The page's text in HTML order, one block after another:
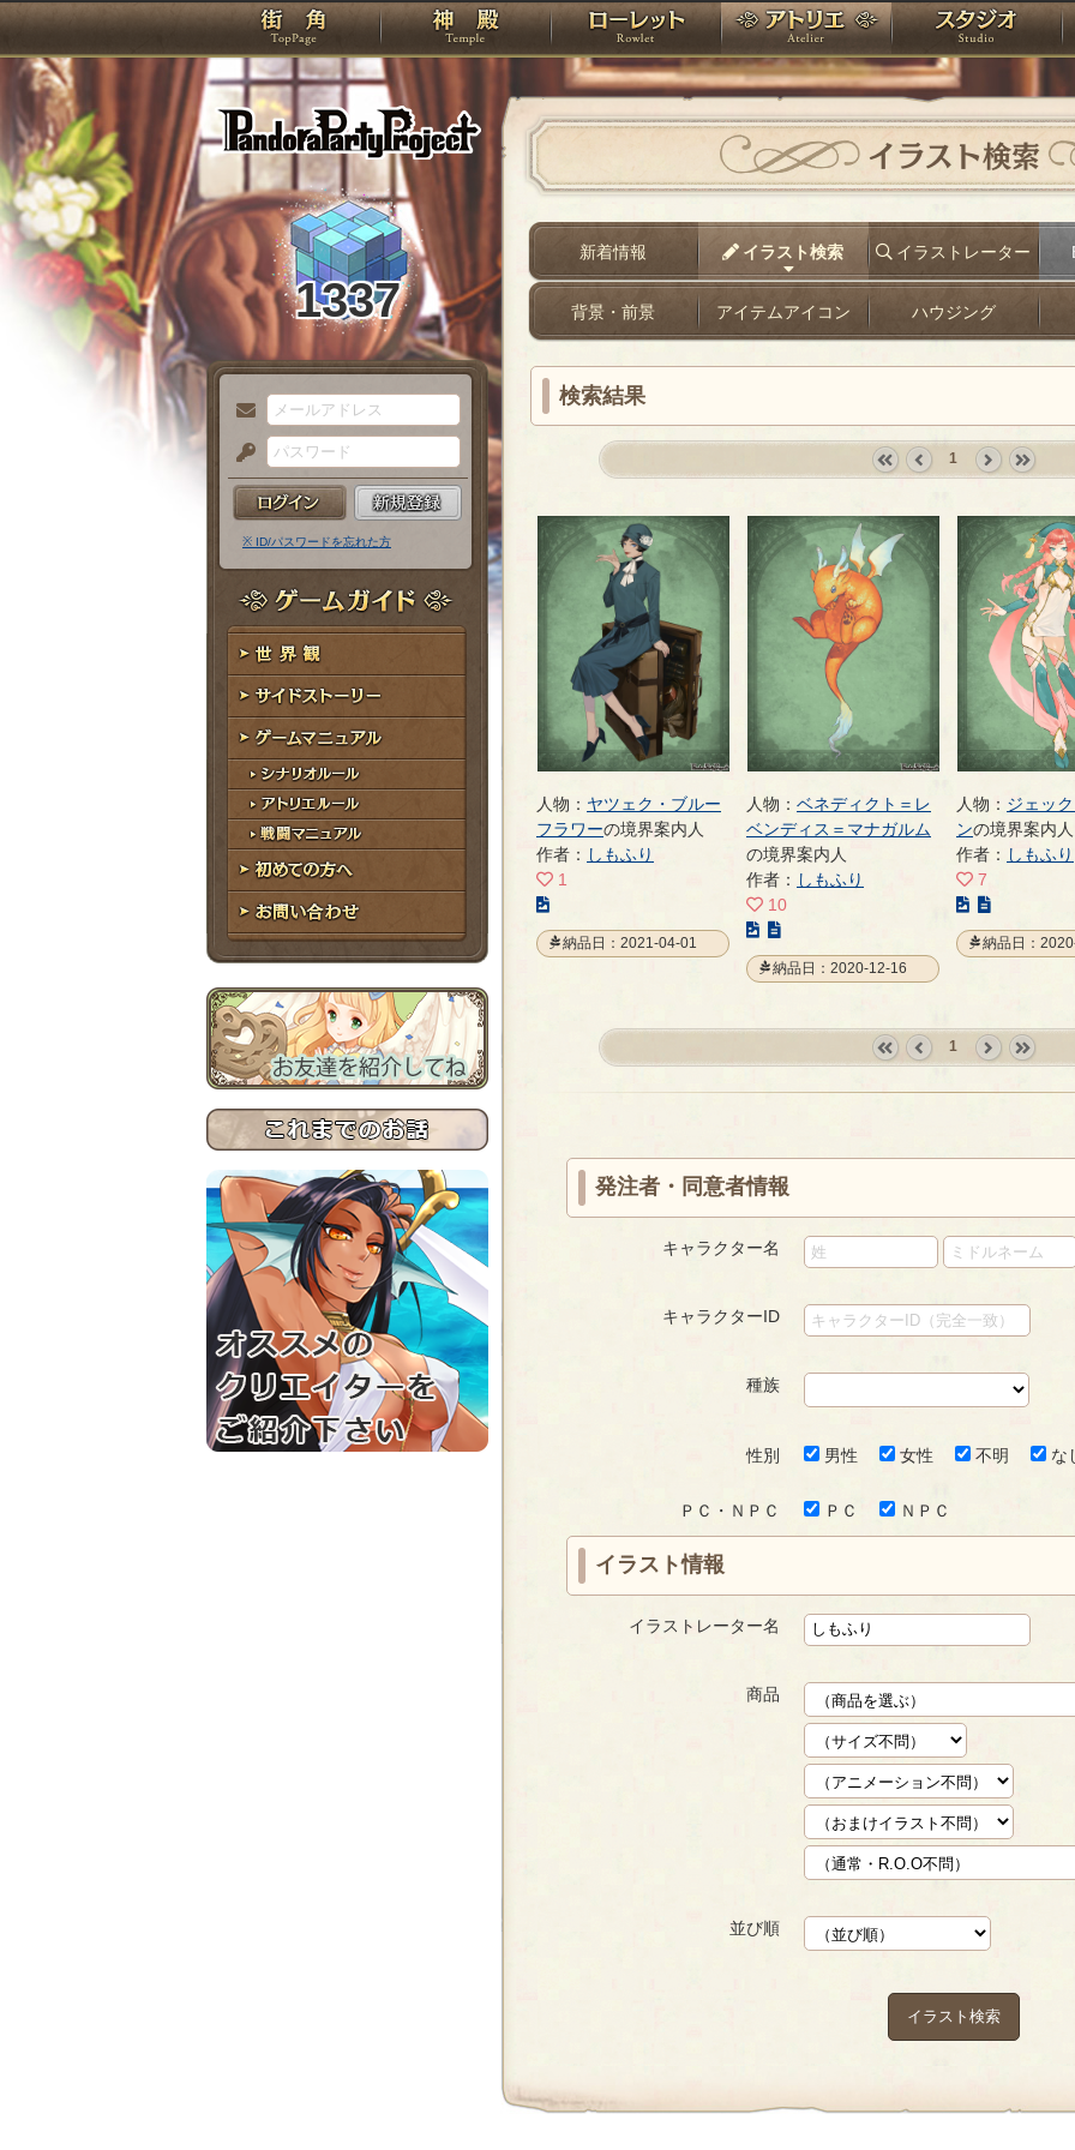
PandoraPartyProject
TOP 神殿 ローレット アトリエ
1337
メ
ー
ル
ア
ド
レ
ス
パ
ス
ー
ド
※ ID/パスワードを忘れた方
ゲームガイド
世界観
サイドストーリー
ゲームマニュアル
シナリオルール
アトリエルール
戦闘マニュアル
初めての方へ
お問い合わせ
イラスト検索
新着情報 イラスト検索 イラストレーター
背景・前景 アイテムアイコン ハウジング
検索結果
first prev
1
›
»
人物： ヤツェク・ブルー
フラワーの境界案内人
作者： しもふり
1
の
イ
納品日：2021-04-01
人物： ベネディクト＝レ
ベンディス＝マナガルム
の境界案内人
作者： しもふり
10
の
イ
ス
ジ
納品日：2020-12-16
人物： ジェッ
ンの境界案内人
作者： しもふり
7
の
イ
ト
の
納品日：
1
発注者・同意者情報
キャラクター名
キャラクターID
種族
性別 男性 女性 不明 な
ＰＣ・ＮＰＣ ＰＣ ＮＰＣ
イラスト情報
イラストレーター名
商品
並び順
イラスト検索